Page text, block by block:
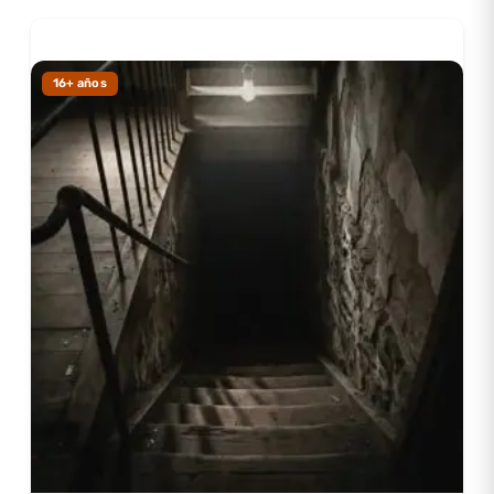
esos monstruos metafóricos desde distancia segura.
¿Por qué leemos terror? Paradoja del miedo
placentero
Por las mismas razones que subimos a montañas rusas:
adrenalina segura. Experimentar miedo intenso sabiendo
que cerrar el libro restaura seguridad es entrenamiento
emocional. Aprendemos que sobrevivimos a sensaciones
aterradoras, que el miedo puede gestionarse.
Fisiológicamente: cortisol y adrenalina se liberan
(respuesta real) pero córtex prefrontal sabe que peligro
es ficticio. Experimentamos emoción sin consecuencias.
Es simulacro: cerebro practica respuestas ante
amenazas sin riesgo genuino.
Además, terror ofrece catarsis: acumulamos miedos
cotidianos (fracaso escolar, rechazo social, desastres
16+ años